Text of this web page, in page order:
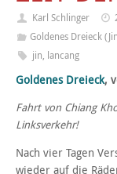
Karl Schlinger
Goldenes Dreieck
jin, lancang
Goldenes Dreieck,
Fahrt von Chiang
Linksverkehr!
Nach vier Tagen
wieder auf die